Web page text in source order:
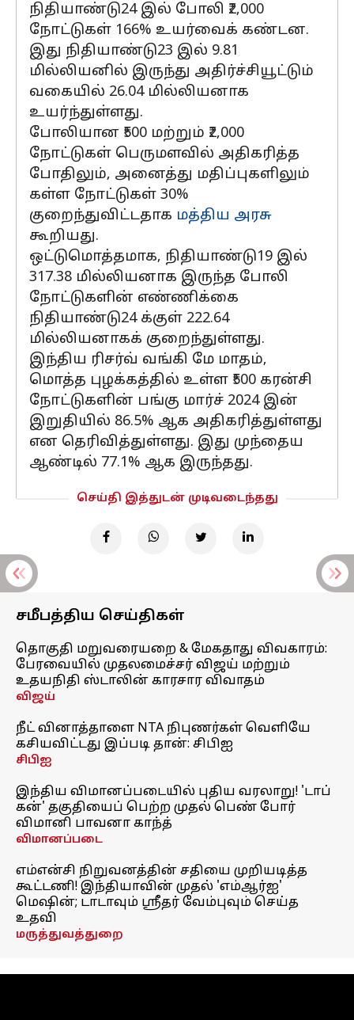
நிதியாண்டு24 இல் போலி ₹2,000
நோட்டுகள் 166% உயர்வைக் கண்டன.
இது நிதியாண்டு23 இல் 9.81
மில்லியனில் இருந்து அதிர்ச்சியூட்டும்
வகையில் 26.04 மில்லியனாக
உயர்ந்துள்ளது.
போலியான ₹500 மற்றும் ₹2,000
நோட்டுகள் பெருமளவில் அதிகரித்த
போதிலும், அனைத்து மதிப்புகளிலும்
கள்ள நோட்டுகள் 30%
குறைந்துவிட்டதாக மத்திய அரசு
கூறியது.
ஒட்டுமொத்தமாக, நிதியாண்டு19 இல்
317.38 மில்லியனாக இருந்த போலி
நோட்டுகளின் எண்ணிக்கை
நிதியாண்டு24 க்குள் 222.64
மில்லியனாகக் குறைந்துள்ளது.
இந்திய ரிசர்வ் வங்கி மே மாதம்,
மொத்த புழக்கத்தில் உள்ள ₹500 கரன்சி
நோட்டுகளின் பங்கு மார்ச் 2024 இன்
இறுதியில் 86.5% ஆக அதிகரித்துள்ளது
என தெரிவித்துள்ளது. இது முந்தைய
ஆண்டில் 77.1% ஆக இருந்தது.
செய்தி இத்துடன் முடிவடைந்தது
சமீபத்திய செய்திகள்
தொகுதி மறுவரையறை & மேகதாது விவகாரம்:
பேரவையில் முதலமைச்சர் விஜய் மற்றும்
உதயநிதி ஸ்டாலின் காரசார விவாதம்
விஜய்
நீட் வினாத்தாளை NTA நிபுணர்கள் வெளியே
கசியவிட்டது இப்படி தான்: சிபிஐ
சிபிஐ
இந்திய விமானப்படையில் புதிய வரலாறு! 'டாப்
கன்' தகுதியைப் பெற்ற முதல் பெண் போர்
விமானி பாவனா காந்த்
விமானப்படை
எம்என்சி நிறுவனத்தின் சதியை முறியடித்த
கூட்டணி! இந்தியாவின் முதல் 'எம்ஆர்ஐ'
மெஷின்; டாடாவும் ஸ்ரீதர் வேம்புவும் செய்த
உதவி
மருத்துவத்துறை